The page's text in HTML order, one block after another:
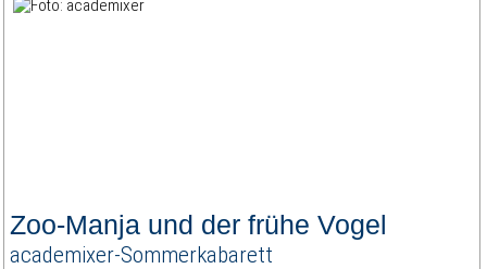
Zoo-Manja und der frühe Vogel
academixer-Sommerkabarett